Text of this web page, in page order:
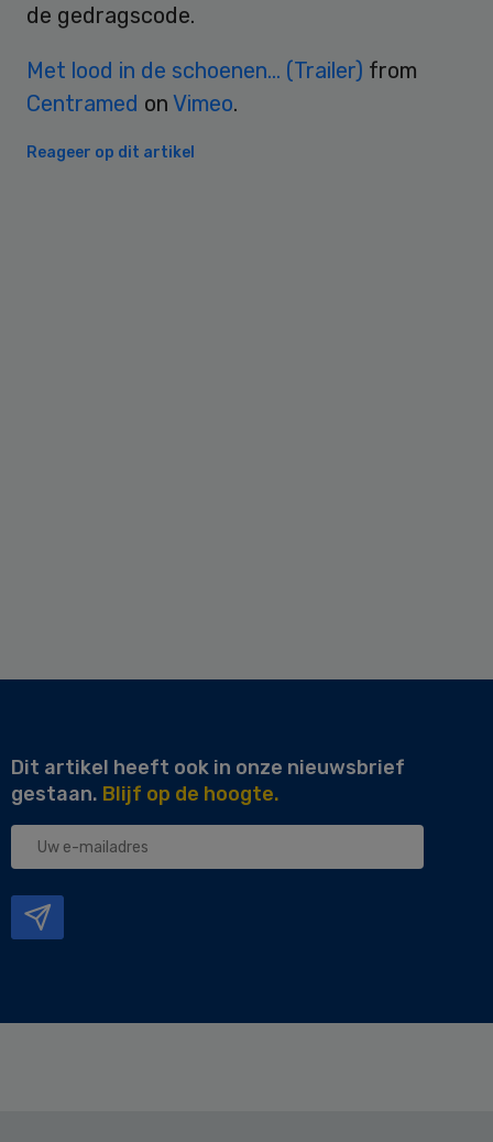
de gedragscode.
Met lood in de schoenen… (Trailer) from
Centramed on Vimeo.
Reageer op dit artikel
Dit artikel heeft ook in onze nieuwsbrief
gestaan. Blijf op de hoogte.
Uw